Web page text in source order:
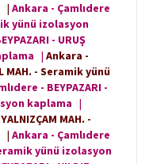
| Ankara - Çamlıdere
yünü izolasyon
- URUŞ
| Ankara -
MAH. - Seramik yünü
- BEYPAZARI -
kaplama |
MAH. -
| Ankara - Çamlıdere
yünü izolasyon